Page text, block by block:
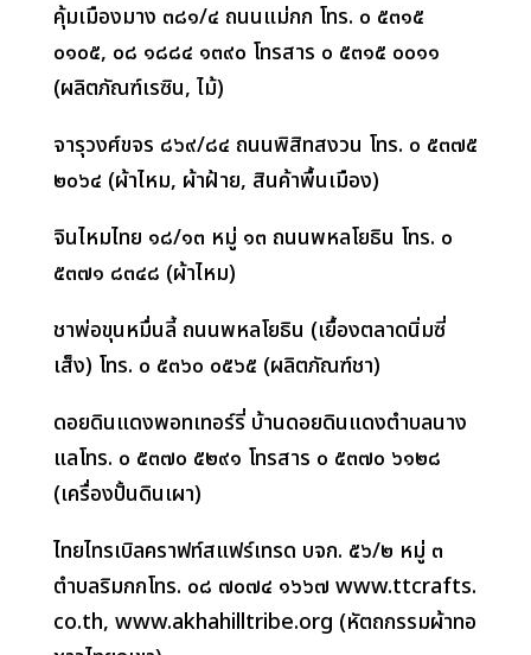
คุ้มเมืองมาง ๓๘๑/๔ ถนนแม่กก โทร. ๐ ๕๓๑๕
๐๑๐๕, ๐๘ ๑๘๘๔ ๑๓๙๐ โทรสาร ๐ ๕๓๑๕ ๐๐๑๑
(ผลิตภัณฑ์เรซิน, ไม้)
จารุวงศ์ขจร ๘๖๙/๘๔ ถนนพิสิทสงวน โทร. ๐ ๕๓๗๕
๒๐๖๔ (ผ้าไหม, ผ้าฝ้าย, สินค้าพื้นเมือง)
จินไหมไทย ๑๘/๑๓ หมู่ ๑๓ ถนนพหลโยธิน โทร. ๐
๕๓๗๑ ๘๓๔๘ (ผ้าไหม)
ชาพ่อขุนหมื่นลี้ ถนนพหลโยธิน (เยื้องตลาดนิ่มซี่
เส็ง) โทร. ๐ ๕๓๖๐ ๐๕๖๕ (ผลิตภัณฑ์ชา)
ดอยดินแดงพอทเทอร์รี่ บ้านดอยดินแดงตำบลนาง
แลโทร. ๐ ๕๓๗๐ ๕๒๙๑ โทรสาร ๐ ๕๓๗๐ ๖๑๒๘
(เครื่องปั้นดินเผา)
ไทยไทรเบิลคราฟท์สแฟร์เทรด บจก. ๕๖/๒ หมู่ ๓
ตำบลริมกกโทร. ๐๘ ๗๐๗๔ ๑๖๖๗ www.ttcrafts.
co.th, www.akhahilltribe.org (หัตถกรรมผ้าทอ